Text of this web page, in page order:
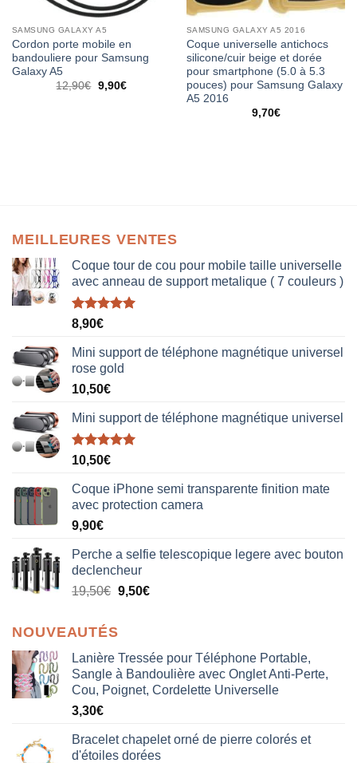
SAMSUNG GALAXY A5
Cordon porte mobile en
bandouliere pour Samsung
Galaxy A5
12,90€ 9,90€
SAMSUNG GALAXY A5 2016
Coque universelle antichocs
silicone/cuir beige et dorée
pour smartphone (5.0 à 5.3
pouces) pour Samsung Galaxy
A5 2016
9,70€
MEILLEURES VENTES
Coque tour de cou pour mobile taille universelle
avec anneau de support metalique ( 7 couleurs )
Note5.00
8,90€
Mini support de téléphone magnétique universel
rose gold
10,50€
Mini support de téléphone magnétique universel
Note5.00
10,50€
Coque iPhone semi transparente finition mate
avec protection camera
9,90€
Perche a selfie telescopique legere avec bouton
declencheur
19,50€ 9,50€
NOUVEAUTÉS
Lanière Tressée pour Téléphone Portable,
Sangle à Bandoulière avec Onglet Anti-Perte,
Cou, Poignet, Cordelette Universelle
3,30€
Bracelet chapelet orné de pierre colorés et
d'étoiles dorées